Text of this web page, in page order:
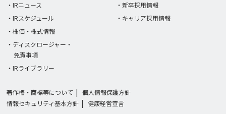
・IRニュース
・IRスケジュール
・株価・株式情報
・ディスクロージャー・
免責事項
・IRライブラリー
・新卒採用情報
・キャリア採用情報
著作権・商標等について
個人情報保護方針
情報セキュリティ基本方針
健康経営宣言